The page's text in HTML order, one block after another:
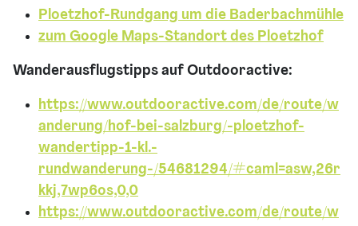
Ploetzhof-Rundgang um die Baderbachmühle
zum Google Maps-Standort des Ploetzhof
Wanderausflugstipps auf Outdooractive:
https://www.outdooractive.com/de/route/w
anderung/hof-bei-salzburg/-ploetzhof-
wandertipp-1-kl.-
rundwanderung-/54681294/#caml=asw,26r
kkj,7wp6os,0,0
https://www.outdooractive.com/de/route/w